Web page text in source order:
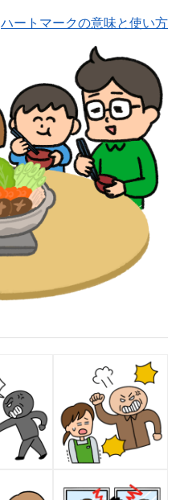
ハートマークの意味と使い方